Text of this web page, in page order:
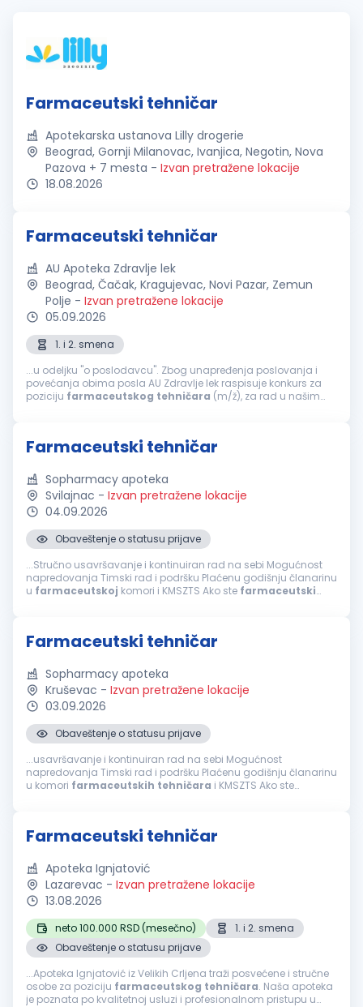
Farmaceutski tehničar
Apotekarska ustanova Lilly drogerie
Beograd, Gornji Milanovac, Ivanjica, Negotin, Nova
Pazova + 7 mesta - Izvan pretražene lokacije
18.08.2026
Farmaceutski tehničar
AU Apoteka Zdravlje lek
Beograd, Čačak, Kragujevac, Novi Pazar, Zemun
Polje - Izvan pretražene lokacije
05.09.2026
1. i 2. smena
...u odeljku "o poslodavcu". Zbog unapređenja poslovanja i
povećanja obima posla AU Zdravlje lek raspisuje konkurs za
poziciju farmaceutskog tehničara (m/ž), za rad u našim
Farmaceutski tehničar
Sopharmacy apoteka
Svilajnac - Izvan pretražene lokacije
04.09.2026
Obaveštenje o statusu prijave
...Stručno usavršavanje i kontinuiran rad na sebi Mogućnost
napredovanja Timski rad i podršku Plaćenu godišnju članarinu
u farmaceutskoj komori i KMSZTS Ako ste farmaceutski
Farmaceutski tehničar
Sopharmacy apoteka
Kruševac - Izvan pretražene lokacije
03.09.2026
Obaveštenje o statusu prijave
...usavršavanje i kontinuiran rad na sebi Mogućnost
napredovanja Timski rad i podršku Plaćenu godišnju članarinu
u komori farmaceutskih tehničara
i KMSZTS Ako ste
Farmaceutski tehničar
Apoteka Ignjatović
Lazarevac - Izvan pretražene lokacije
13.08.2026
neto 100.000 RSD (mesečno)
1. i 2. smena
Obaveštenje o statusu prijave
...Apoteka Ignjatović iz Velikih Crljena traži posvećene i stručne
osobe za poziciju farmaceutskog tehničara. Naša apoteka
je poznata po kvalitetnoj usluzi i profesionalnom pristupu u